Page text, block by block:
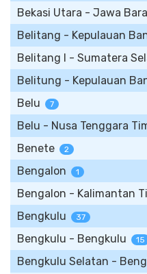
Bekasi Utara - Jawa
Belitang - Kepulauan
Belitang I - Sumatera
Belitung - Kepulauan
Belu 7
Belu - Nusa Tenggara
Benete 2
Bengalon 1
Bengalon - Kalimantan
Bengkulu 37
Bengkulu - Bengkulu 15
Bengkulu Selatan -